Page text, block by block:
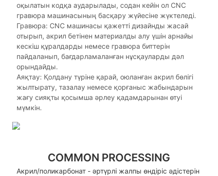
оқылатын кодқа аударылады, содан кейін ол CNC
гравюра машинасының басқару жүйесіне жүктеледі.
Гравюра: CNC машинасы қажетті дизайнды жасай
отырып, акрил бетінен материалды алу үшін арнайы
кескіш құралдарды немесе гравюра биттерін
пайдаланып, бағдарламаланған нұсқауларды дәл
орындайды.
Аяқтау: Қолдану түріне қарай, оюланған акрил бөлігі
жылтырату, тазалау немесе қорғаныс жабындарын
жағу сияқты қосымша әрлеу қадамдарынан өтуі
мүмкін.
COMMON PROCESSING
Акрил/поликарбонат - әртүрлі жалпы өндіріс әдістерін